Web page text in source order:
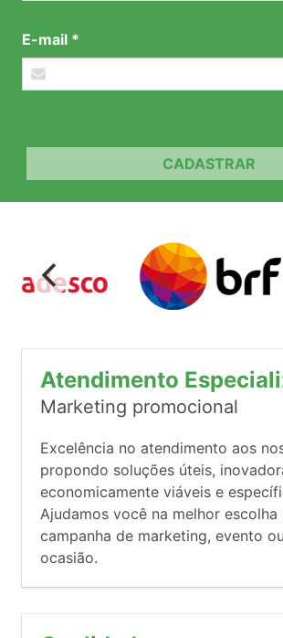
E-mail *
CADASTRAR
Atendimento
Marketing promocional
Excelência no atendimento aos
propondo soluções úteis,
economicamente viáveis e
Ajudamos você na melhor escolha
campanha de marketing, evento
ocasião.